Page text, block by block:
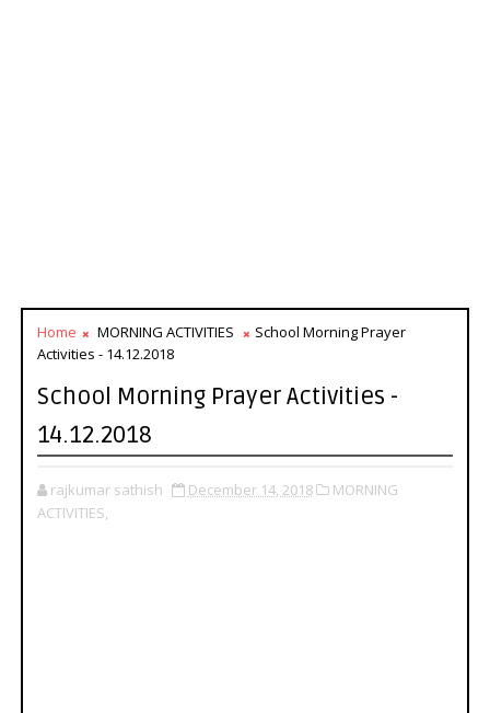
Home MORNING ACTIVITIES
School Morning Prayer
Activities - 14.12.2018
School Morning Prayer Activities -
14.12.2018
rajkumar sathish December 14, 2018
MORNING
ACTIVITIES,